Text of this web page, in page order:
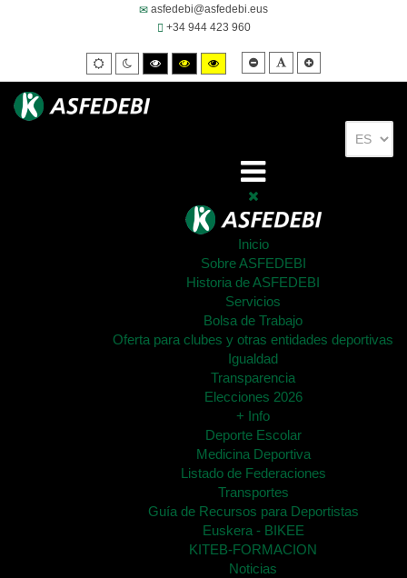
asfedebi@asfedebi.eus
+34 944 423 960
Default
mode
Night
mode
High
contrast
black/white
High
contrast
black/yellow
High
contrast
yellow/black
Smaller
font
Default
font
Inicio
Sobre ASFEDEBI
Historia de ASFEDEBI
Servicios
Bolsa de Trabajo
Oferta para clubes y otras entidades deportivas
Igualdad
Transparencia
Elecciones 2026
+ Info
Deporte Escolar
Medicina Deportiva
Listado de Federaciones
Transportes
Guía de Recursos para Deportistas
Euskera - BIKEE
KITEB-FORMACION
Noticias